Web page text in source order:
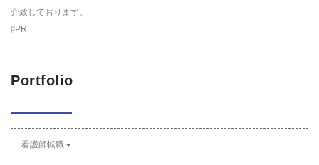
介致しております。
♯PR
Portfolio
看護師転職